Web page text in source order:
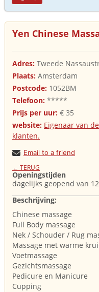
Yen Chinese
Adres: Tweede
Plaats: Amsterdam
Postcode: 1052BM
Telefoon: *****
Prijs per uur: € 35
website: Eigenaar van
klanten.
Email to a friend
← TERUG
Openingstijden
dagelijks geopend van
Beschrijving:
Chinese massage
Full Body massage
Nek / Schouder / Rug
Massage met warme
Voetmassage
Gezichtsmassage
Pedicure en Manicure
Cupping